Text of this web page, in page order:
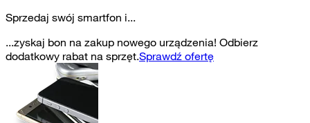
Sprzedaj swój smartfon i...
...zyskaj bon na zakup nowego urządzenia! Odbierz
dodatkowy rabat na sprzęt.Sprawdź ofertę